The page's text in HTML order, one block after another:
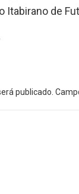
Itabirano de
publicado.